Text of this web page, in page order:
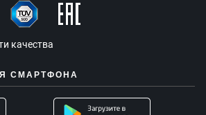
качества
СМАРТФОНА